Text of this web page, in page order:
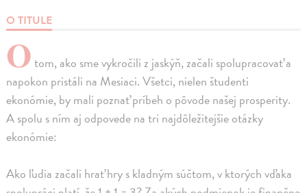
O TITULE
Otom, ako sme vykročili z jaskýň, začali spolupracovať a
napokon pristáli na Mesiaci. Všetci, nielen študenti
ekonómie, by mali poznať príbeh o pôvode našej prosperity.
A spolu s ním aj odpovede na tri najdôležitejšie otázky
ekonómie:
Ako ľudia začali hrať hry s kladným súčtom, v ktorých vďaka